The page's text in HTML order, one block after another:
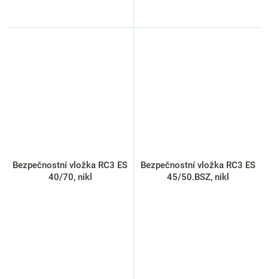
Bezpečnostní vložka RC3 ES
40/70, nikl
Bezpečnostní vložka RC3 ES
45/50.BSZ, nikl